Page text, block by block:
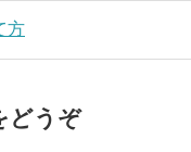
方
どうぞ